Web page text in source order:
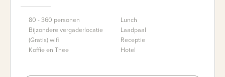
80 - 360 personen
Bijzondere vergaderlocatie
(Gratis) wifi
Koffie en Thee
Lunch
Laadpaal
Receptie
Hotel